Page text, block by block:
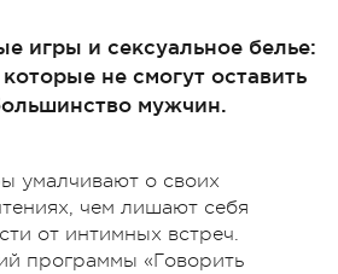
игры и сексуальное белье:
не смогут оставить
мужчин.
умалчивают о своих
чем лишают себя
от интимных встреч.
программы «Говорить